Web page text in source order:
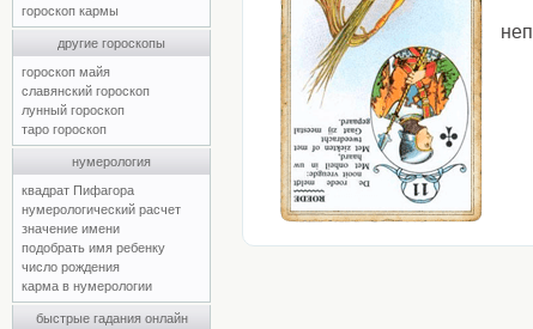
гороскоп кармы
другие гороскопы
гороскоп майя
славянский гороскоп
лунный гороскоп
таро гороскоп
нумерология
квадрат Пифагора
нумерологический расчет
значение имени
подобрать имя ребенку
число рождения
карма в нумерологии
быстрые гадания онлайн